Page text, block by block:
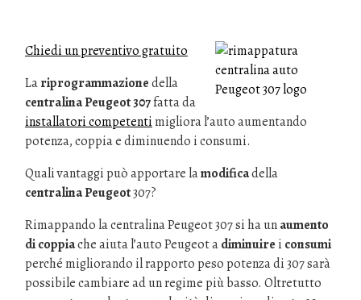
Chiedi un preventivo gratuito
Lariprogrammazionedella
centralina Peugeot 307fatta da
installatori competenti migliora l’auto aumentando
potenza, coppia e diminuendo i consumi.
Quali vantaggi può apportare lamodificadella
centralina Peugeot307?
Rimappando la centralina Peugeot 307 si ha unaumento
di coppiache aiuta l’auto Peugeot adiminuire i consumi
perché migliorando il rapporto peso potenza di 307 sarà
possibile cambiare ad un regime più basso. Oltretutto